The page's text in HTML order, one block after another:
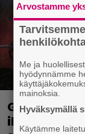
Ghost
ilmaiseksi
Arvostamme
Me ja
hyödynnämme
mainoksia.
Hyväksymällä
Käytämme